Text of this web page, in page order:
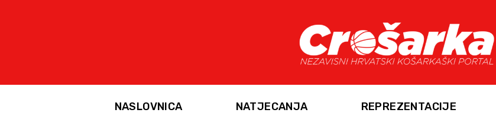
NASLOVNICA NATJECANJA REPREZENTACIJE